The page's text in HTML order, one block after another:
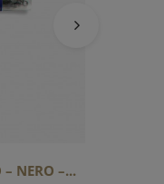
NERO –...